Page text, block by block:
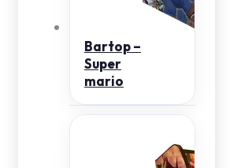
Bartop –
Super
mario